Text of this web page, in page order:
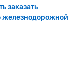
заказать
железнодорожной